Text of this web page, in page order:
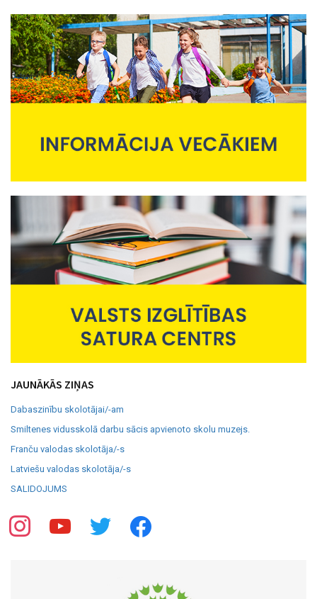
JAUNĀKĀS ZIŅAS
Dabaszinību skolotājai/-am
Smiltenes vidusskolā darbu sācis apvienoto skolu muzejs.
Franču valodas skolotāja/-s
Latviešu valodas skolotāja/-s
SALIDOJUMS